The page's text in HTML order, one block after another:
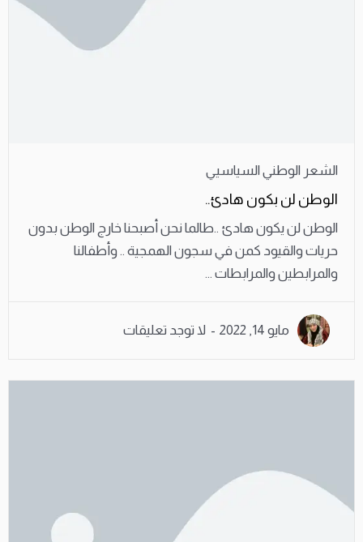
الشعر الوطني السياسيي
الوطن لن بكون هادئ..
الوطن لن يكون هادئ ..طالما نحن أصبحنا خارج الوطن بدون
حريات والقيود كمن في سجون الهمجية .. وأطفالنا
والمرابطين والمرابطات ...
مايو 14, 2022 لا توجد تعليقات